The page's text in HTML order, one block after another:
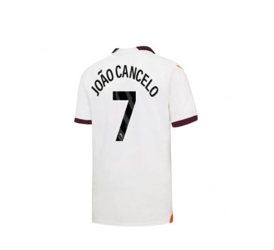
lahko
izberete
na
strani
izdelka